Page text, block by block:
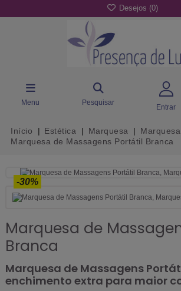
Desejos (0)
Menu Pesquisar
Entrar
Início Estética Marquesa
Marquesa de Massagens Portátil Branca
-30%
Marquesa de
Branca
Marquesa de Massagens
enchimento extra para maior